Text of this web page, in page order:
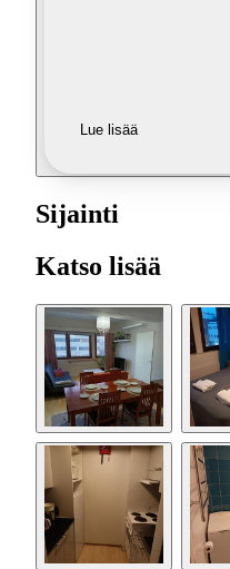
Lue lisää
Sijainti
Katso lisää